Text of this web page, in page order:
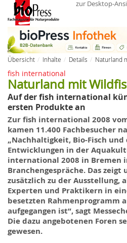
zur Desktop-
Übersicht Inhalte Details Naturland
fish international
Naturland mit
Auf der fish international
ersten Produkte an
Zur fish international 2008
kamen 11.400 Fachbesucher
„Nachhaltigkeit, Bio-Fisch und
Entwicklungen in der
international 2008 in Bremen
Branchengespräche. Das zeigt
zusätzlich zu der Ausstellung,
Experten und Praktikern in
besetzten Rahmenprogramm
aufgegangen ist“, sagt
Die dazu angebotenen Foren
gewesen.